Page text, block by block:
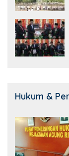
Hukum &